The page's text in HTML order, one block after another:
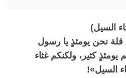
السيل)
نحن يومئذٍ يا رسول
يومئذٍ كثير، ولكنكم غثاء
السيل»!